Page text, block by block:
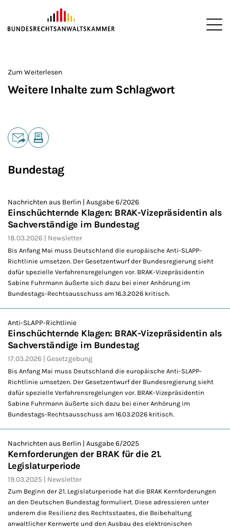
ZUM HAUPTINHALT SPRINGEN
Zum Weiterlesen
Weitere Inhalte zum Schlagwort
Teilen
Bundestag
Nachrichten aus Berlin | Ausgabe 6/2026
Einschüchternde Klagen: BRAK-Vizepräsidentin als
Sachverständige im Bundestag
18.03.2026 Newsletter
Bis Anfang Mai muss Deutschland die europäische Anti-SLAPP-
Richtlinie umsetzen. Der Gesetzentwurf der Bundesregierung sieht
dafür spezielle Verfahrensregelungen vor. BRAK-Vizepräsidentin
Sabine Fuhrmann äußerte sich dazu bei einer Anhörung im
Bundestags-Rechtsausschuss am 16.3.2026 kritisch.
Anti-SLAPP-Richtlinie
Einschüchternde Klagen: BRAK-Vizepräsidentin als
Sachverständige im Bundestag
17.03.2026 Gesetzgebung
Bis Anfang Mai muss Deutschland die europäische Anti-SLAPP-
Richtlinie umsetzen. Der Gesetzentwurf der Bundesregierung sieht
dafür spezielle Verfahrensregelungen vor. BRAK-Vizepräsidentin
Sabine Fuhrmann äußerte sich dazu bei einer Anhörung im
Bundestags-Rechtsausschuss am 16.03.2026 kritisch.
Nachrichten aus Berlin | Ausgabe 6/2025
Kernforderungen der BRAK für die 21.
Legislaturperiode
19.03.2025 Newsletter
Zum Beginn der 21. Legislaturperiode hat die BRAK Kernforderungen
an den Deutschen Bundestag formuliert. Diese adressieren unter
anderem die Resilienz des Rechtsstaates, die Beibehaltung
anwaltlicher Kernwerte und den Ausbau des elektronischen